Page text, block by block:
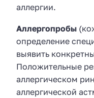
аллергии.
Аллергопробы
определение
выявить
Положительные
аллергическом
аллергической